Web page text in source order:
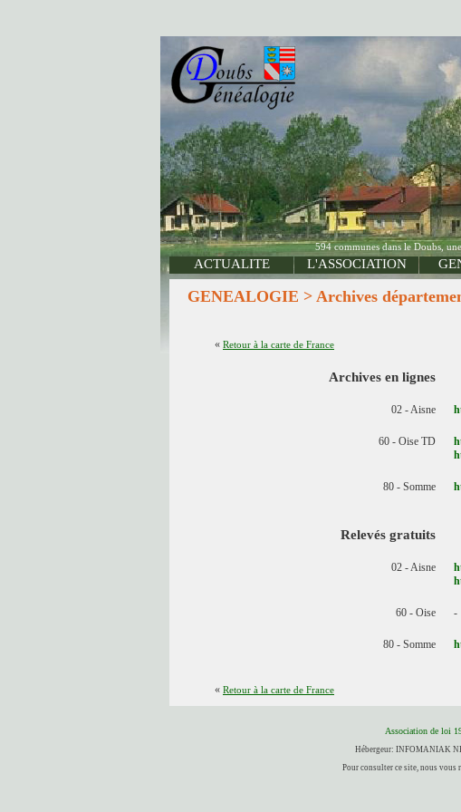
594 communes dans le Doubs,
ACTUALITE L'ASSOCIATION
GENEALOGIE > Archives
« Retour à la carte de France
Archives en lignes
02 - Aisne
60 - Oise TD
80 - Somme
Relevés gratuits
02 - Aisne
60 - Oise -
80 - Somme
« Retour à la carte de France
Association de loi
Hébergeur: INFOMANIAK
Pour consulter ce site, nous vous